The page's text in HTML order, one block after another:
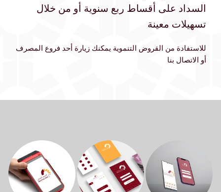
السداد على أقساط ربع سنوية أو من خلال
تسهيلات معينة
للاستفادة من القروض التنموية يمكنك زيارة أحد فروع المصرف
أو الاتصال بنا